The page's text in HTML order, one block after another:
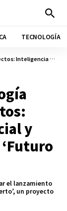
TECNOLOGÍA
humanos en ‘Futuro Desierto’
y
el lanzamiento
un proyecto